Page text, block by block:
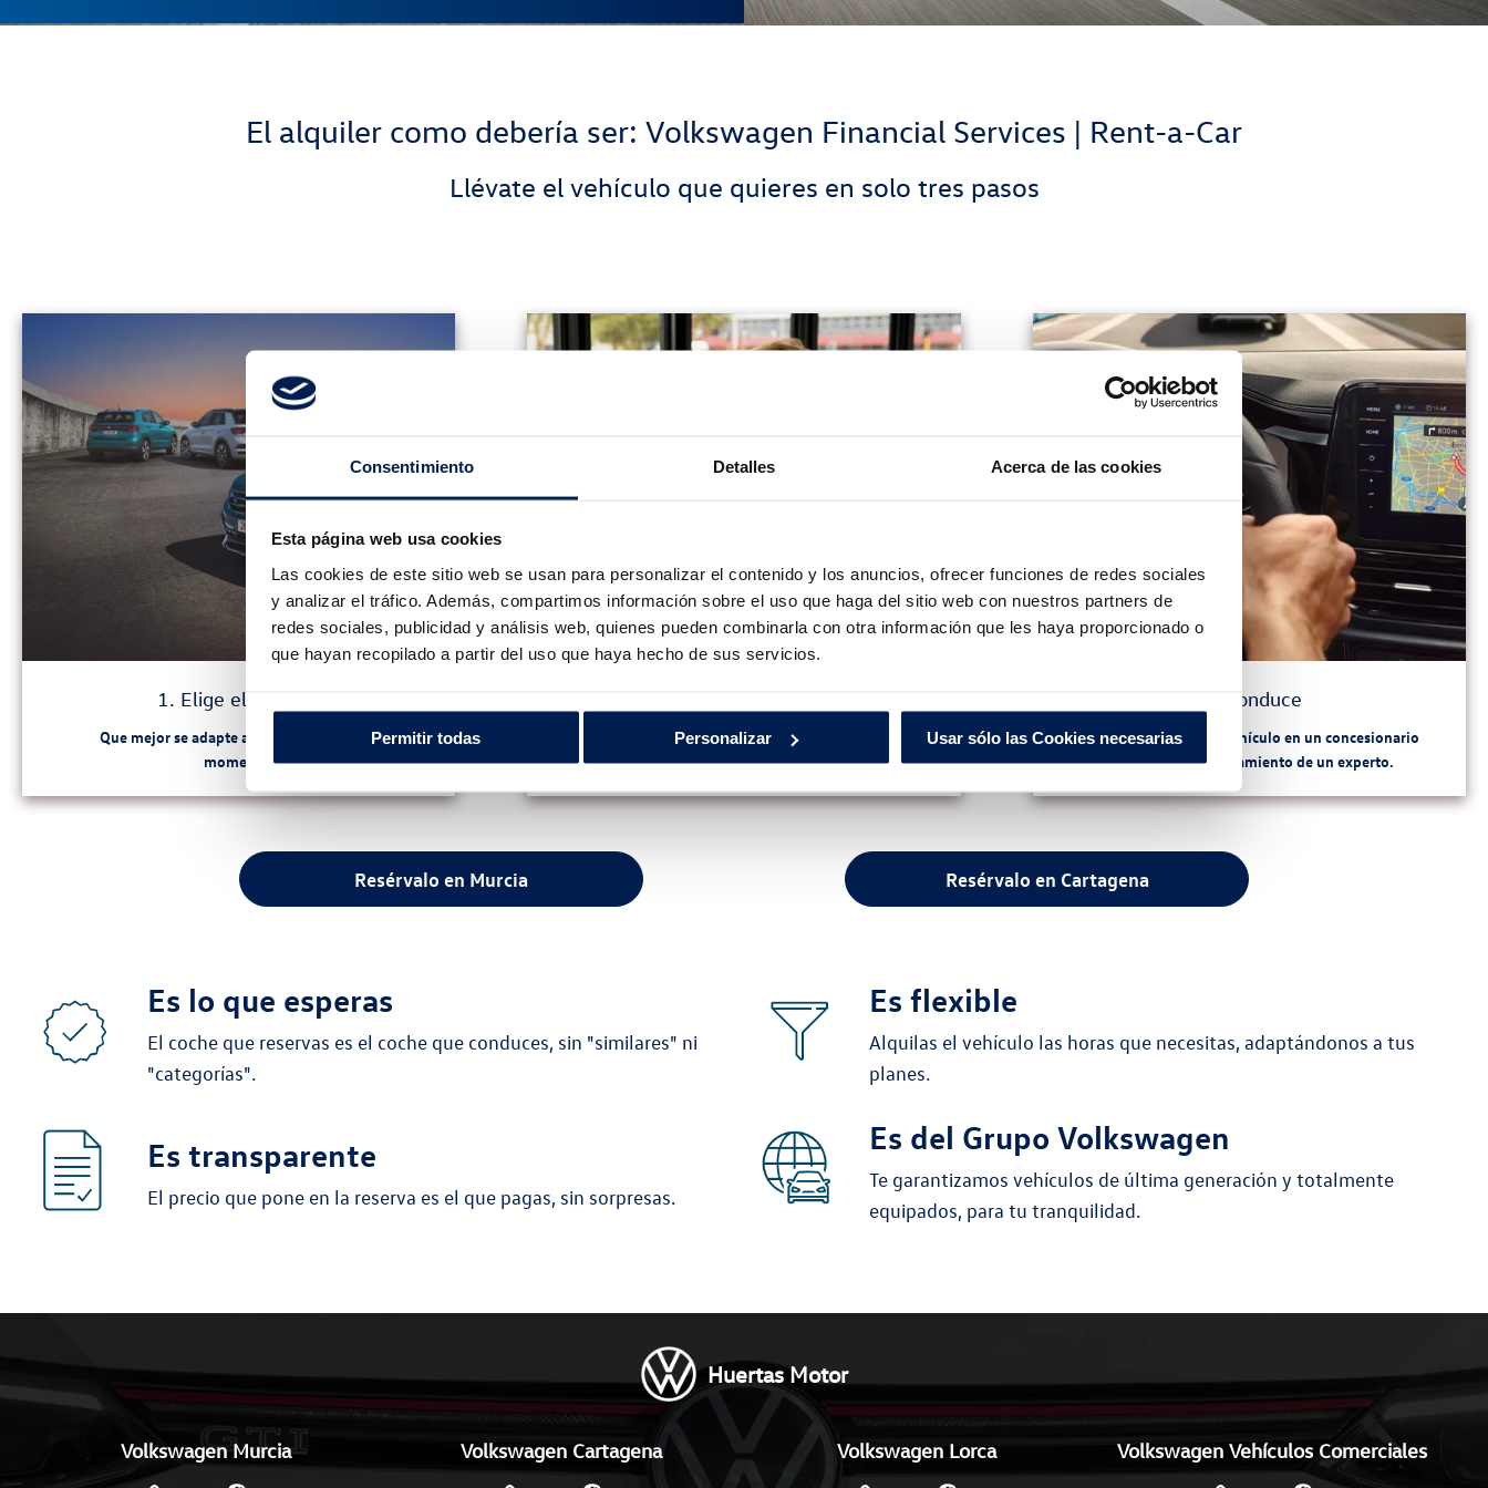
Consentimiento Detalles Acerca de las cookies
Esta página web usa cookies
Las cookies de este sitio web se usan para personalizar el contenido y los anuncios, ofrecer funciones de redes sociales
y analizar el tráfico. Además, compartimos información sobre el uso que haga del sitio web con nuestros partners de
redes sociales, publicidad y análisis web, quienes pueden combinarla con otra información que les haya proporcionado o
que hayan recopilado a partir del uso que haya hecho de sus servicios.
Usar sólo las Cookies necesarias
Personalizar
Permitir todas
El alquiler como debería ser: Volkswagen Financial Services | Rent-a-Car
Llévate el vehículo que quieres en solo tres pasos
1. Elige el modelo
Que mejor se adapte a tus necesidades, al
momento.
Sin complicaciones y despreocúpate del pago hasta
la recogida.
3 . Conduce
Recoge y devuelve el vehículo en un concesionario
oficial con el asesoramiento de un experto.
Resérvalo en Murcia Resérvalo en Cartagena
Es lo que esperas
El coche que reservas es el coche que conduces, sin "similares" ni
"categorías".
Es flexible
Alquilas el vehículo las horas que necesitas, adaptándonos a tus
planes.
Es transparente
El precio que pone en la reserva es el que pagas, sin sorpresas.
Es del Grupo Volkswagen
Te garantizamos vehículos de última generación y totalmente
equipados, para tu tranquilidad.
Huertas Motor
Volkswagen Murcia Volkswagen Cartagena Volkswagen Lorca Volkswagen Vehículos Comerciales